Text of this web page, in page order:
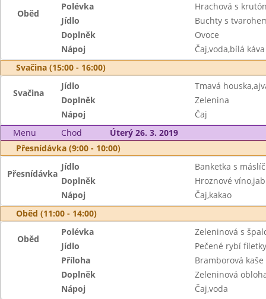
Oběd
Polévka
Hrachová s
Jídlo
Buchty s
Doplněk
Ovoce
Nápoj
Čaj,voda,bílá káva
Svačina (15:00 - 16:00)
Svačina
Jídlo
Tmavá
Doplněk
Zelenina
Nápoj
Čaj
Menu
Chod
Úterý 26. 3. 2019
Přesnídávka (9:00 - 10:00)
Přesnídávka
Jídlo
Banketka s
Doplněk
Hroznové
Nápoj
Čaj,kakao
Oběd (11:00 - 14:00)
Oběd
Polévka
Zeleninová s
Jídlo
Pečené rybí filetky
Příloha
Bramborová kaše
Doplněk
Zeleninová
Nápoj
Čaj,voda